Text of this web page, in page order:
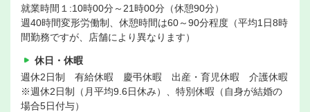
就業時間１:10時00分～21時00分（休憩90分）
週40時間変形労働制、休憩時間は60～90分程度（平均1日8時
間勤務ですが、店舗により異なります）
休日・休暇
週休2日制 有給休暇 慶弔休暇 出産・育児休暇 介護休暇
※週休2日制（月平均9.6日休み）、特別休暇（自身が結婚の
場合5日付与）